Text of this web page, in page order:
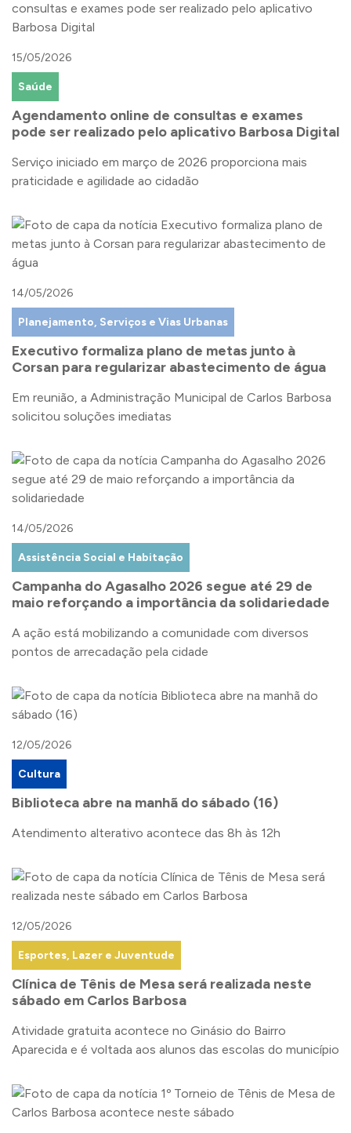
15/05/2026
Saúde
Agendamento online de consultas e exames
pode ser realizado pelo aplicativo Barbosa Digital
Serviço iniciado em março de 2026 proporciona mais
praticidade e agilidade ao cidadão
14/05/2026
Planejamento, Serviços e Vias Urbanas
Executivo formaliza plano de metas junto à
Corsan para regularizar abastecimento de água
Em reunião, a Administração Municipal de Carlos Barbosa
solicitou soluções imediatas
14/05/2026
Assistência Social e Habitação
Campanha do Agasalho 2026 segue até 29 de
maio reforçando a importância da solidariedade
A ação está mobilizando a comunidade com diversos
pontos de arrecadação pela cidade
12/05/2026
Cultura
Biblioteca abre na manhã do sábado (16)
Atendimento alterativo acontece das 8h às 12h
12/05/2026
Esportes, Lazer e Juventude
Clínica de Tênis de Mesa será realizada neste
sábado em Carlos Barbosa
Atividade gratuita acontece no Ginásio do Bairro
Aparecida e é voltada aos alunos das escolas do município